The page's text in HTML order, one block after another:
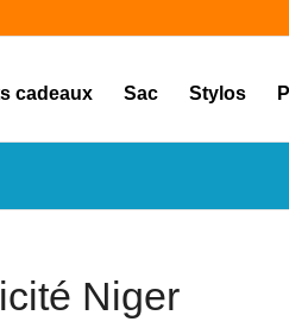
cadeaux Sac Stylos
Niger